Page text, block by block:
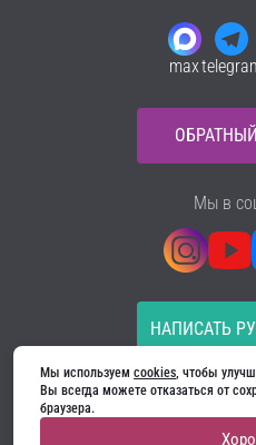
max
НАПИСАТЬ
Все материалы на
ООО «Ягуар-М» —
Мы в
Мы используем cookies, чтобы
Вы всегда можете отказаться от
браузера.